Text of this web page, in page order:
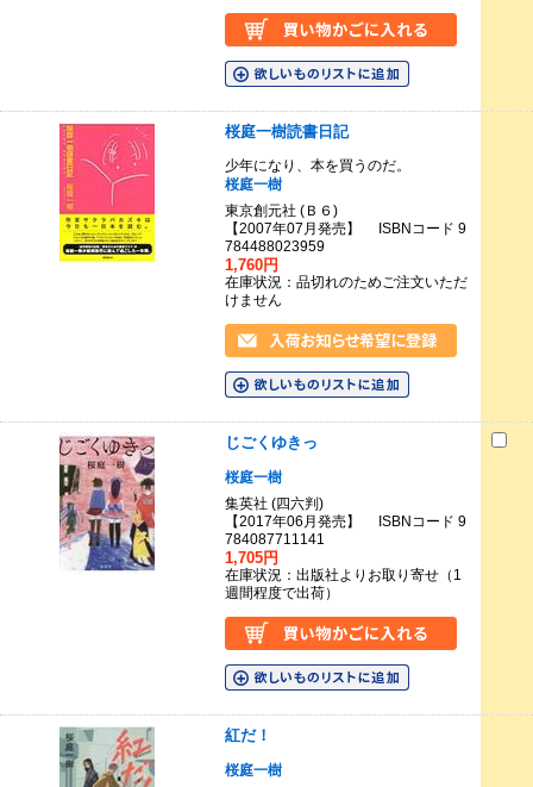
桜庭一樹読書日記
少年になり、本を買うのだ。
桜庭一樹
東京創元社 (Ｂ６)
【2007年07月発売】 ISBNコード 9
784488023959
1,760円
在庫状況：品切れのためご注文いただ
けません
じごくゆきっ
桜庭一樹
集英社 (四六判)
【2017年06月発売】 ISBNコード 9
784087711141
1,705円
在庫状況：出版社よりお取り寄せ（1
週間程度で出荷）
紅だ！
桜庭一樹